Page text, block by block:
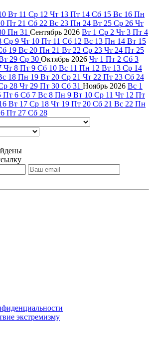
Вт 11 Ср 12 Чт 13 Пт 14 Сб 15 Вс 16 Пн
Пт 21 Сб 22 Вс 23 Пн 24 Вт 25 Ср 26 Чт
Пн 31 Сентябрь 2026 Вт 1 Ср 2 Чт 3 Пт 4
Ср 9 Чт 10 Пт 11 Сб 12 Вс 13 Пн 14 Вт 15
19 Вс 20 Пн 21 Вт 22 Ср 23 Чт 24 Пт 25
29 Ср 30 Октябрь 2026 Чт 1 Пт 2 Сб 3
Чт 8 Пт 9 Сб 10 Вс 11 Пн 12 Вт 13 Ср 14
18 Пн 19 Вт 20 Ср 21 Чт 22 Пт 23 Сб 24
28 Чт 29 Пт 30 Сб 31 Ноябрь 2026 Вс 1
Пт 6 Сб 7 Вс 8 Пн 9 Вт 10 Ср 11 Чт 12 Пт
Вт 17 Ср 18 Чт 19 Пт 20 Сб 21 Вс 22 Пн
Пт 27 Сб 28
экстремизму